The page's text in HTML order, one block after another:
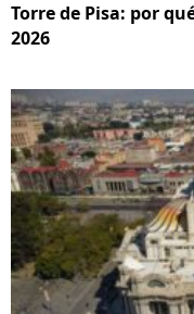
Torre de Pisa: por
2026